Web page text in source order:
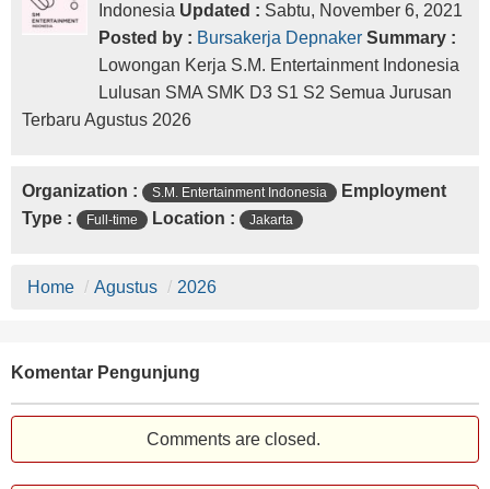
Indonesia Updated : Sabtu, November 6, 2021
Posted by : Bursakerja Depnaker Summary :
Lowongan Kerja S.M. Entertainment Indonesia
Lulusan SMA SMK D3 S1 S2 Semua Jurusan
Terbaru Agustus 2026
Organization : S.M. Entertainment Indonesia
Employment
Type :
Full-time Location : Jakarta
Home / Agustus / 2026
Komentar Pengunjung
Comments are closed.